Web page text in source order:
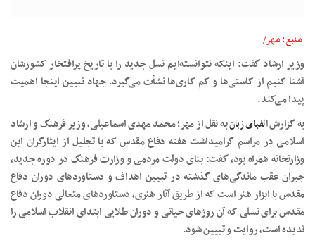
منبع: مهر/
وزیر ارشاد گفت: اینکه نتوانسته‌ایم نسل جدید را با تاریخ پرافتخار کشورشان
آشنا کنیم از کاستی‌ها و کم کاری‌ها نشأت می‌گیرد. جهاد تبیین اینجا اهمیت
پیدا می‌کند.
به گزارشالفبای زبانبه نقل از مهر؛ محمد مهدی اسماعیلی، وزیر فرهنگ و ارشاد
اسلامی در مراسم گرامیداشت هفته دفاع مقدس که با تجلیل از ایثارگران این
وزارتخانه همراه بود، گفت: بنای دولت مردمی و وزارت فرهنگ در دوره جدید،
جبران عقب ماندگی‌های گذشته در تبیین اهداف و دستاوردهای دوران دفاع
مقدس با ابزار هنر است که از طریق آثار هنری، دستاوردهای متعالی دوران دفاع
مقدس برای نسلی که آن روزهای حیاتی و دوران طلایی ابتدای انقلاب اسلامی را
ندیده است، روایت و تبیین شود.